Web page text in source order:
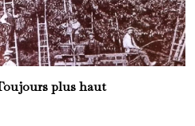
plus haut